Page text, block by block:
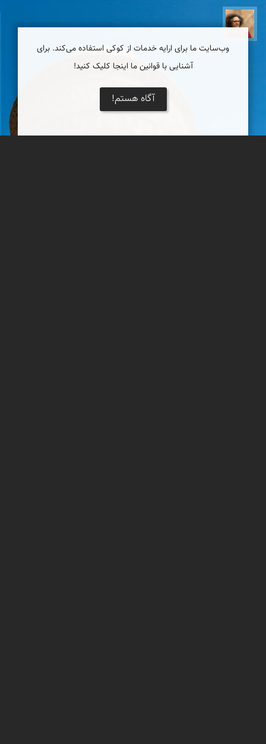
مصطفی ربیعی بهشتی
وب‌سایت ما برای ارایه خدمات از کوکی استفاده می‌کند. برای
آشنایی با قوانین ما اینجا کلیک کنید!
آگاه هستم!